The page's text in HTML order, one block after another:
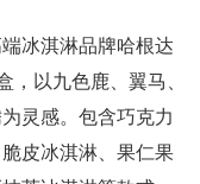
冰淇淋品牌哈根达
，以九色鹿、翼马、
灵感。包含巧克力
皮冰淇淋、果仁果